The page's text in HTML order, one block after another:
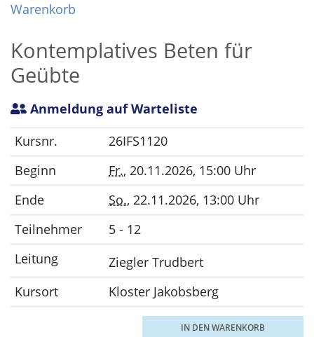
Warenkorb
Kontemplatives Beten für
Geübte
Anmeldung auf Warteliste
Kursnr.
26IFS1120
Beginn
Fr., 20.11.2026, 15:00 Uhr
Ende
So., 22.11.2026, 13:00 Uhr
Teilnehmer
5 - 12
Leitung
Ziegler Trudbert
Kursort
Kloster Jakobsberg
IN DEN WARENKORB